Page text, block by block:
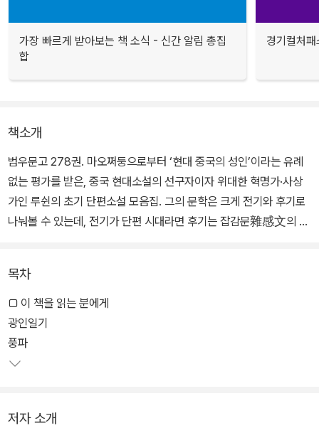
가장 빠르게 받아보는 책 소식 - 신간 알림 총집
합
경기컬처
책소개
범우문고 278권. 마오쩌둥으로부터 ‘현대 중국의 성인’이라는 유례
없는 평가를 받은, 중국 현대소설의 선구자이자 위대한 혁명가·사상
가인 루쉰의 초기 단편소설 모음집. 그의 문학은 크게 전기와 후기로
나눠볼 수 있는데, 전기가 단편 시대라면 후기는 잡감문雜感文의 시
목차
□ 이 책을 읽는 분에게
광인일기
풍파
저자 소개